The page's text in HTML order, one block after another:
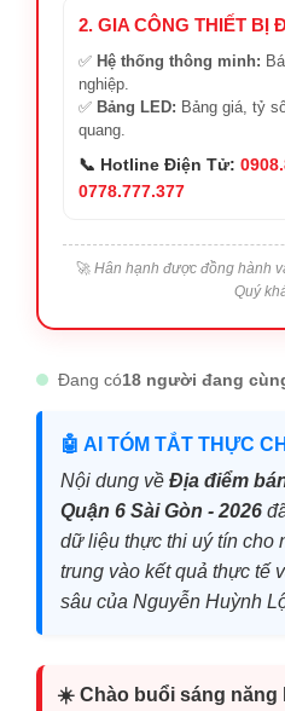
2. GIA CÔNG THIẾT BỊ
✅ Hệ thống thông minh:
nghiệp.
✅ Bảng LED: Bảng giá, tỷ
quang.
📞 Hotline Điện Tử:
0778.777.377
🚀 Hân hạnh được đồng hành
Quý
Đang có18 người đang
🤖 AI TÓM TẮT THỰC
Nội dung về Địa điểm
Quận 6 Sài Gòn - 2026
dữ liệu thực thi uý tín cho
trung vào kết quả thực tế
sâu của Nguyễn Huỳnh
☀️ Chào buổi sáng năng